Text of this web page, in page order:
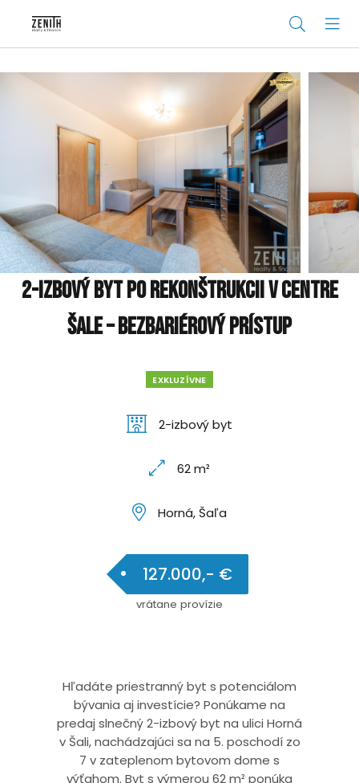
2-izbový byt po rekonštrukcii v centre
Šale – bezbariérový prístup
EXKLUZÍVNE
2-izbový byt
62 m²
Horná, Šaľa
127.000,- €
vrátane provízie
Hľadáte priestranný byt s potenciálom
bývania aj investície? Ponúkame na
predaj slnečný 2-izbový byt na ulici Horná
v Šali, nachádzajúci sa na 5. poschodí zo
7 v zateplenom bytovom dome s
výťahom. Byt s výmerou 62 m² ponúka